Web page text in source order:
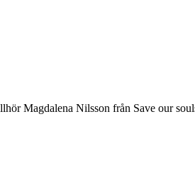
Magdalena Nilsson från Save our